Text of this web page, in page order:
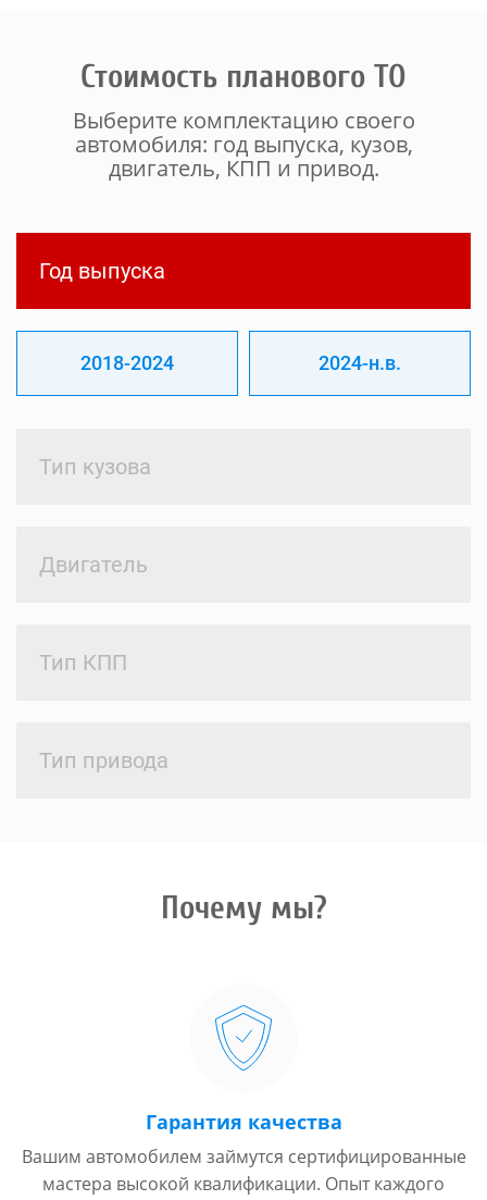
Стоимость планового ТО
Выберите комплектацию своего
автомобиля: год выпуска, кузов,
двигатель, КПП и привод.
Год выпуска
2018-2024 2024-н.в.
Тип кузова
Двигатель
Тип КПП
Тип привода
Почему мы?
Гарантия качества
Вашим автомобилем займутся сертифицированные
мастера высокой квалификации. Опыт каждого